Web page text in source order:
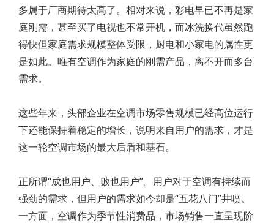
多属于厂商期待太高了。相对来说，彩电早已不再是家
庭刚需，甚至买了电视也不常开机，而冰洗换代虽然跑
得快但家庭需求规模整体受限，厨电和小家电的属性更
是如此。唯有空调作为家庭的刚需产品，离不开而多台
需求。
这些年来，头部企业在空调市场零售规模已经高位运行
下还能保持着稳定的增长，说明来自用户的需求，才是
这一轮空调市场的最大后盾和基石。
正所谓“成也用户、败也用户”。用户对于空调有持续而
强劲的需求，但用户的需求如今却是“五花八门”井喷。
一方面，空调作为季节性消费品，市场销售一直呈现阶